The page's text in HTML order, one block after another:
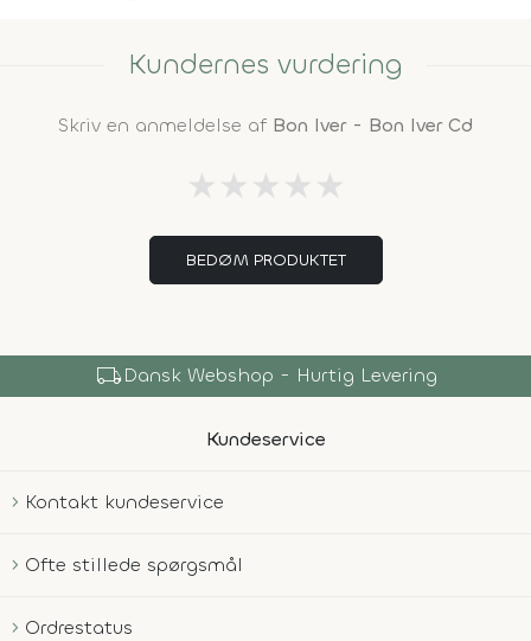
Kundernes vurdering
Skriv en anmeldelse af Bon Iver - Bon Iver Cd
★ ★ ★ ★ ★
BEDØM PRODUKTET
local_shippingDansk Webshop - Hurtig Levering
Kundeservice
Kontakt kundeservice
Ofte stillede spørgsmål
Ordrestatus